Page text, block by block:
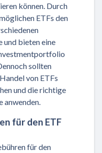
können. Durch
ETFs den
und bieten eine
sollten
von ETFs
und die richtige
für den ETF
für den